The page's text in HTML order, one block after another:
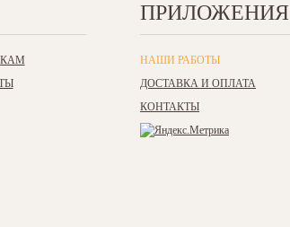
ПРИЛОЖЕНИЯ
НАШИ РАБОТЫ
ДОСТАВКА И ОПЛАТА
КОНТАКТЫ